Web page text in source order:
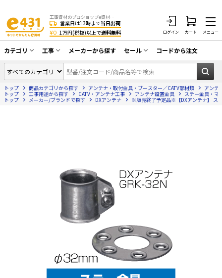
工事資材のプロショップe資材 CATV・アンテナ・防犯・光・LAN・電気・空調工事など
営業日は13時まで当日出荷
¥0 1万円(税抜)以上で送料無料 ログイン カート メニュー
カテゴリ
同軸ケーブル／テレビ用接栓／関連工具
アンテナ・取付金具・ブースター／CATV
部材類
光ファイバー・融着接続機関連
LANケーブル・コネクタ・関連資材/機器
ネットワーク機器
エアコン・換気扇・空調資材
太陽光発電ケーブル・コネクタ・関連資
電源ケーブル／コネクタ／分電盤／ブレ
工事
CATV・アンテナ工事
光工事・FTTH工事
電気配管工事
EV充電設備工事
照明設置工事
太陽光発電工事
ホテル・病院向け
メーカーから探す セール
在庫一掃セール
コードから注文
トップ 商品カテゴリから探す アンテナ・取付金具・ブースター／CATV部材類
アンテ
トップ
工事用途から探す CATV・アンテナ工事 アンテナ設置金具
ステー金具・マ
トップ
メーカー/ブランドで探す DXアンテナ ※販売終了予定品※【DXアンテナ】 ス